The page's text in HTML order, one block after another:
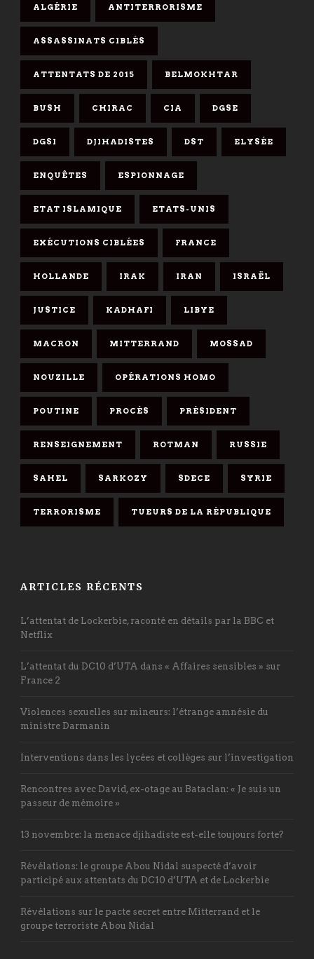
ALGÉRIE ANTITERRORISME
ASSASSINATS CIBLÉS
ATTENTATS DE 2015 BELMOKHTAR
BUSH CHIRAC CIA DGSE
DGSI DJIHADISTES DST ELYSÉE
ENQUÊTES ESPIONNAGE
ETAT ISLAMIQUE ETATS-UNIS
EXÉCUTIONS CIBLÉES FRANCE
HOLLANDE IRAK IRAN ISRAËL
JUSTICE KADHAFI LIBYE
MACRON MITTERRAND MOSSAD
NOUZILLE OPÉRATIONS HOMO
POUTINE PROCÈS PRÉSIDENT
RENSEIGNEMENT ROTMAN RUSSIE
SAHEL SARKOZY SDECE SYRIE
TERRORISME TUEURS DE LA RÉPUBLIQUE
ARTICLES RÉCENTS
L’attentat de Lockerbie, raconté en détails par la BBC et
Netflix
L’attentat du DC10 d’UTA dans « Affaires sensibles » sur
France 2
Violences sexuelles sur mineurs: l’étrange amnésie du
ministre Darmanin
Interventions dans les lycées et collèges sur l’investigation
Rencontres avec David, ex-otage au Bataclan: « Je suis un
passeur de mémoire »
13 novembre: la menace djihadiste est-elle toujours forte?
Révélations: le groupe Abou Nidal suspecté d’avoir
participé aux attentats du DC10 d’UTA et de Lockerbie
Révélations sur le pacte secret entre Mitterrand et le
groupe terroriste Abou Nidal